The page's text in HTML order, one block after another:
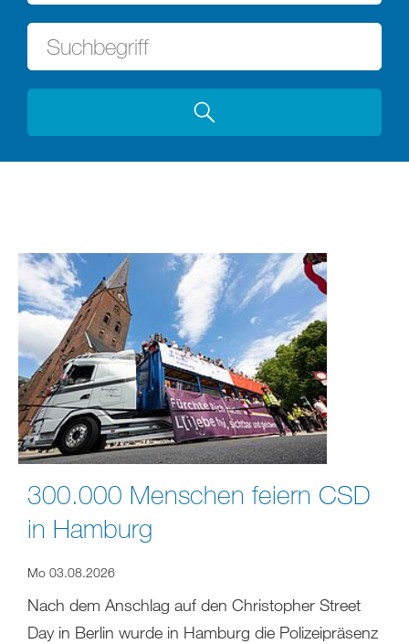
300.000 Menschen feiern CSD
in Hamburg
Mo 03.08.2026
Nach dem Anschlag auf den Christopher Street
Day in Berlin wurde in Hamburg die Polizeipräsenz